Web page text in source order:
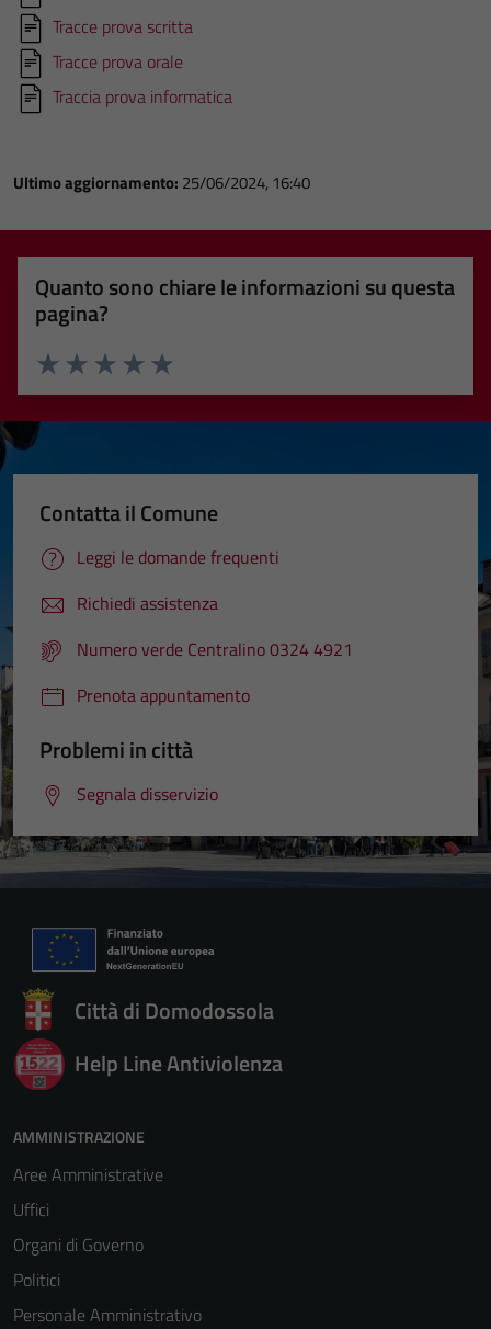
Tracce prova scritta
Tracce prova orale
Traccia prova informatica
Ultimo aggiornamento: 25/06/2024, 16:40
Quanto sono chiare le informazioni su questa
pagina?
Valuta 5 stelle su 5
Valuta 4 stelle su 5
Valuta 3 stelle su 5
Valuta 2 stelle su 5
Valuta 1 stelle su 5
Contatta il Comune
Leggi le domande frequenti
Richiedi assistenza
Numero verde Centralino 0324 4921
Prenota appuntamento
Problemi in città
Segnala disservizio
Città di Domodossola
Help Line Antiviolenza
AMMINISTRAZIONE
Aree Amministrative
Uffici
Organi di Governo
Politici
Personale Amministrativo